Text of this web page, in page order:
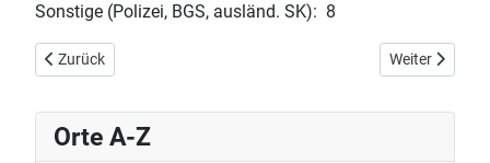
Sonstige (Polizei, BGS, ausländ. SK): 8
Vorheriger Beitrag: Obernzell 1812 - 1871
Zurück Nächster
Weiter
Orte A-Z